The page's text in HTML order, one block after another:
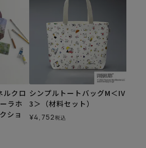
ルクロ
ラホ
ショ
シンプルトートバッグM＜IV
3＞（材料セット）
¥4,752税込